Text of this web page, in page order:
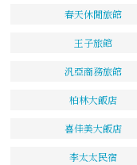
春天休閒旅館
王子旅館
汎亞商務旅館
柏林大飯店
喜佳美大飯店
李太太民宿